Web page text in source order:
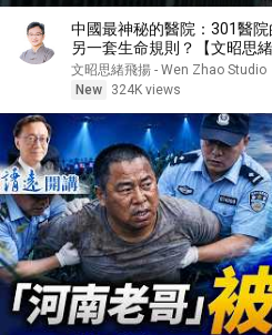
中國最神秘的醫院：301醫
另一套生命規則？【文昭思緒
文昭思緒飛揚 - Wen Zhao Studio
New
324K views